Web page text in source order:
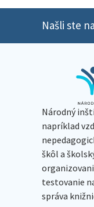
Našli ste
Národný
napríklad
škôl a
testovanie
správa